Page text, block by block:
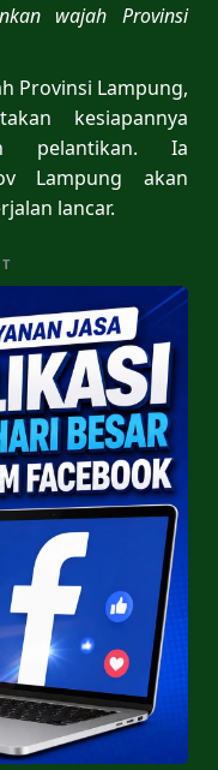
wajah Provinsi
Provinsi Lampung,
kesiapannya
pelantikan. Ia
Lampung akan
lancar.